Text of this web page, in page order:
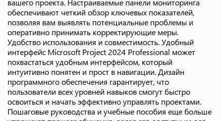
вашего проекта. Настраиваемые панели мониторинга
обеспечивают четкий обзор ключевых показателей,
позволяя вам выявлять потенциальные проблемы и
оперативно принимать корректирующие меры.
Удобство использования и совместимость. Удобный
интерфейс Microsoft Project 2024 Professional может
похвастаться удобным интерфейсом, который
интуитивно понятен и прост в навигации. Дизайн
программного обеспечения гарантирует, что
пользователи всех уровней навыков смогут быстро
освоиться и начать эффективно управлять проектами.
Пошаговые руководства и учебные пособия еще больше